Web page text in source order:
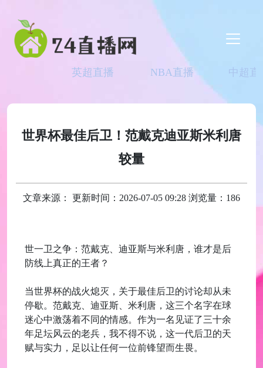
英超直播 NBA直播 中超直
世界杯最佳后卫！范戴克迪亚斯米利唐
较量
文章来源： 更新时间：2026-07-05 09:28 浏览量：186
世一卫之争：范戴克、迪亚斯与米利唐，谁才是后
防线上真正的王者？
当世界杯的战火熄灭，关于最佳后卫的讨论却从未
停歇。范戴克、迪亚斯、米利唐，这三个名字在球
迷心中激荡着不同的情感。作为一名见证了三十余
年足坛风云的老兵，我不得不说，这一代后卫的天
赋与实力，足以让任何一位前锋望而生畏。